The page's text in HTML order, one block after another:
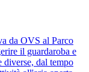
da OVS al Parco
il guardaroba e
diverse, dal tempo